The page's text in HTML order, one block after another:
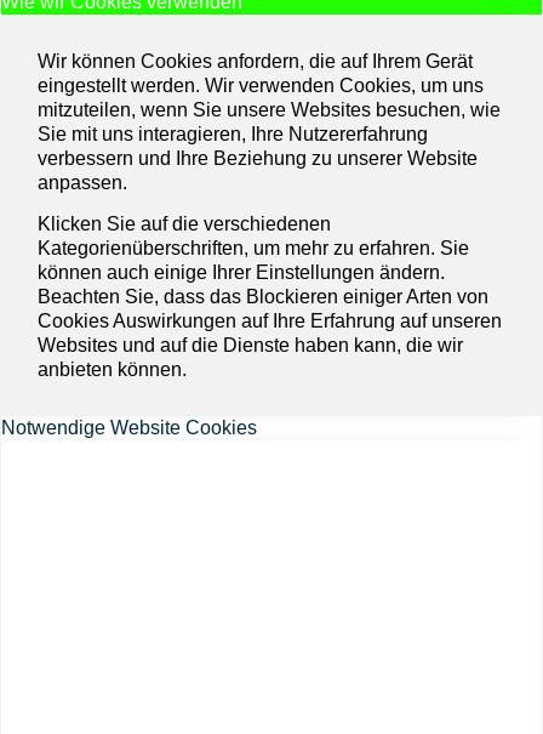
Wir können Cookies anfordern, die auf Ihrem Gerät
eingestellt werden. Wir verwenden Cookies, um uns
mitzuteilen, wenn Sie unsere Websites besuchen, wie
Sie mit uns interagieren, Ihre Nutzererfahrung
verbessern und Ihre Beziehung zu unserer Website
anpassen.
Klicken Sie auf die verschiedenen
Kategorienüberschriften, um mehr zu erfahren. Sie
können auch einige Ihrer Einstellungen ändern.
Beachten Sie, dass das Blockieren einiger Arten von
Cookies Auswirkungen auf Ihre Erfahrung auf unseren
Websites und auf die Dienste haben kann, die wir
anbieten können.
Notwendige Website Cookies